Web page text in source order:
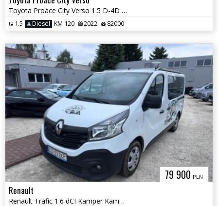
Toyota Proace City Verso 1.5 D-4D Salon Polska
1.5 Diesel KM 120 2022 82000
79 900 PLN
Renault
Renault Trafic 1.6 dCI Kamper Kampingowy